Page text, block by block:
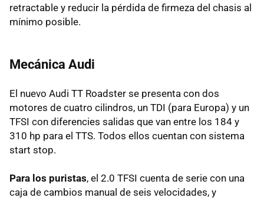
retractable y reducir la pérdida de firmeza del chasis al
mínimo posible.
Mecánica Audi
El nuevo Audi TT Roadster se presenta con dos
motores de cuatro cilindros, un TDI (para Europa) y un
TFSI con diferencies salidas que van entre los 184 y
310 hp para el TTS. Todos ellos cuentan con sistema
start stop.
Para los puristas, el 2.0 TFSI cuenta de serie con una
caja de cambios manual de seis velocidades, y